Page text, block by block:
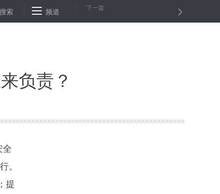
停部分业务 “线上”结对帮扶，成就“双方共赢的事” 发挥“吹哨人
搜索 频道 下一篇
负责？
。
提